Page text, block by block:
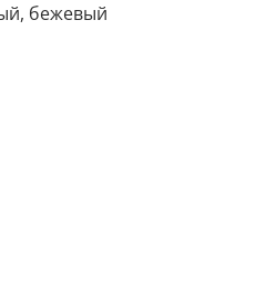
бежевый